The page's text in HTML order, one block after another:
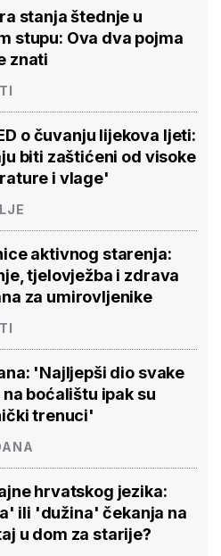
stanja štednje u
stupu: Ova dva pojma
znati
o čuvanju lijekova ljeti:
biti zaštićeni od visoke
i vlage'
aktivnog starenja:
tjelovježba i zdrava
za umirovljenike
'Najljepši dio svake
boćalištu ipak su
trenuci'
hrvatskog jezika:
ili 'dužina' čekanja na
u dom za starije?